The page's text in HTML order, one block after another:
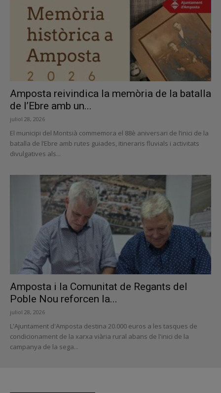
Amposta reivindica la memòria de la batalla
de l’Ebre amb un...
juliol 28, 2026
El municipi del Montsià commemora el 88è aniversari de l’inici de la
batalla de l’Ebre amb rutes guiades, itineraris fluvials i activitats
divulgatives als...
Amposta i la Comunitat de Regants del
Poble Nou reforcen la...
juliol 28, 2026
L'Ajuntament d'Amposta destina 20.000 euros a les tasques de
condicionament de la xarxa viària rural abans de l'inici de la
campanya de la sega...